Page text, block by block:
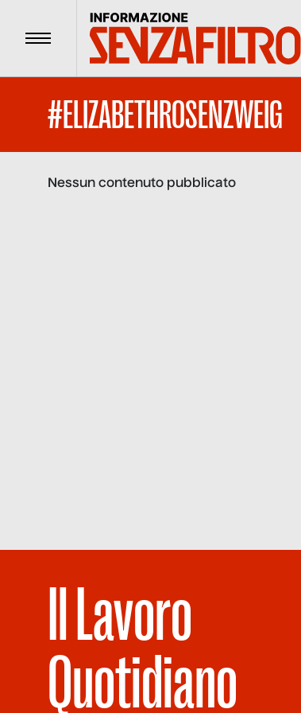
Menu
#ELIZABETHROSENZWEIG
Nessun contenuto pubblicato
Il Lavoro
Quotidiano